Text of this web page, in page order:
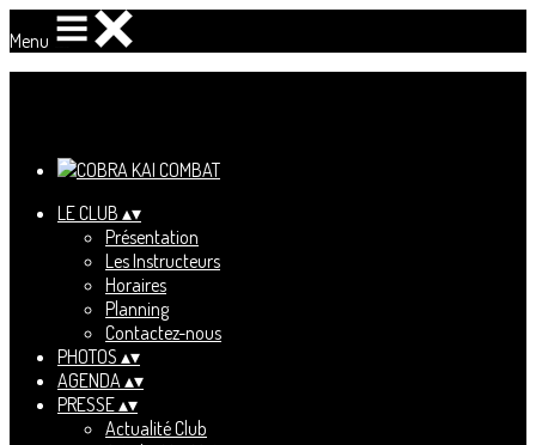
Menu
LE CLUB ▴▾
Présentation
Les Instructeurs
Horaires
Planning
Contactez-nous
PHOTOS ▴▾
AGENDA▴▾
PRESSE▴▾
Actualité Club